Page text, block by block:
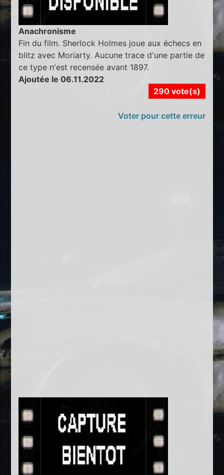
Anachronisme
Fin du film. Sherlock Holmes joue aux échecs en
blitz avec Moriarty. Aucune trace d'une partie de
ce type n'est recensée avant 1897.
Ajoutée le 06.11.2022
290 vote(s)
Voter pour cette erreur